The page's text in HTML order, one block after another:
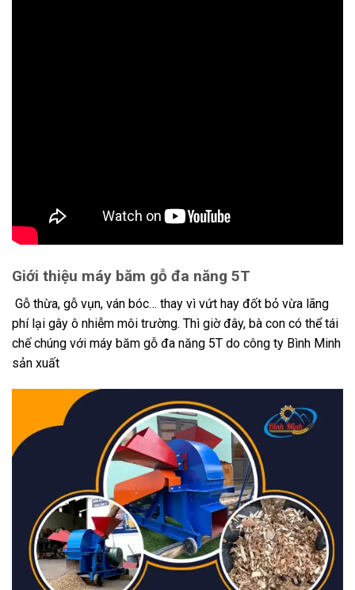
Giới thiệu máy băm gỗ đa năng 5T
Gỗ thừa, gỗ vụn, ván bóc… thay vì vứt hay đốt bỏ vừa lãng
phí lại gây ô nhiễm môi trường. Thì giờ đây, bà con có thể tái
chế chúng với máy băm gỗ đa năng 5T do công ty Bình Minh
sản xuất